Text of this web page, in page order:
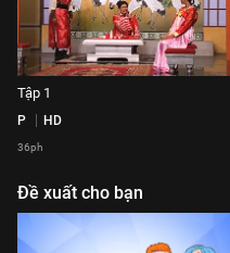
Tập 1
P HD
36ph
Đề xuất cho bạn